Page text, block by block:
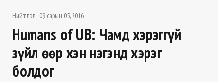
Нийтлэл 09 сарын 05, 2016
Humans of UB: Чамд хэрэггүй
зүйл өөр хэн нэгэнд хэрэг
болдог